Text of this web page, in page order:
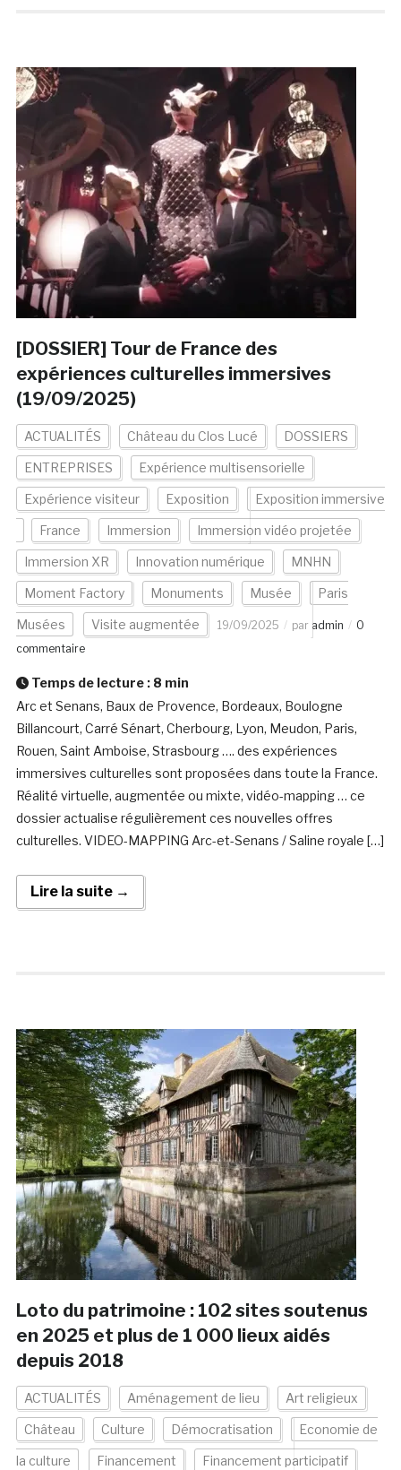
[DOSSIER] Tour de France des
expériences culturelles immersives
(19/09/2025)
ACTUALITÉS Château du Clos Lucé DOSSIERS
ENTREPRISES Expérience multisensorielle
Expérience visiteur Exposition Exposition immersive
France Immersion Immersion vidéo projetée
Immersion XR Innovation numérique MNHN
Moment Factory Monuments Musée Paris
Musées Visite augmentée 19/09/2025 par admin
0
commentaire
Temps de lecture : 8 min
Arc et Senans, Baux de Provence, Bordeaux, Boulogne
Billancourt, Carré Sénart, Cherbourg, Lyon, Meudon, Paris,
Rouen, Saint Amboise, Strasbourg …. des expériences
immersives culturelles sont proposées dans toute la France.
Réalité virtuelle, augmentée ou mixte, vidéo-mapping … ce
dossier actualise régulièrement ces nouvelles offres
culturelles. VIDEO-MAPPING Arc-et-Senans / Saline royale […]
Lire la suite →
Loto du patrimoine : 102 sites soutenus
en 2025 et plus de 1 000 lieux aidés
depuis 2018
ACTUALITÉS Aménagement de lieu Art religieux
Château Culture Démocratisation Economie de
la culture Financement Financement participatif